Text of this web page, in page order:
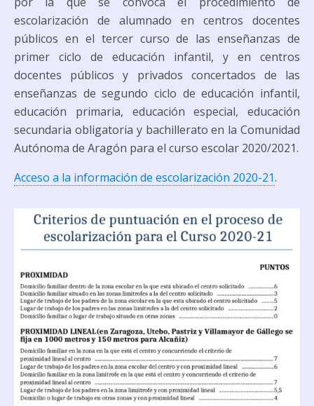
escolarización de alumnado en centros docentes
públicos en el tercer curso de las enseñanzas de
primer ciclo de educación infantil, y en centros
docentes públicos y privados concertados de las
enseñanzas de segundo ciclo de educación infantil,
educación primaria, educación especial, educación
secundaria obligatoria y bachillerato en la Comunidad
Autónoma de Aragón para el curso escolar 2020/2021.
Acceso a la información de escolarización 2020-21.